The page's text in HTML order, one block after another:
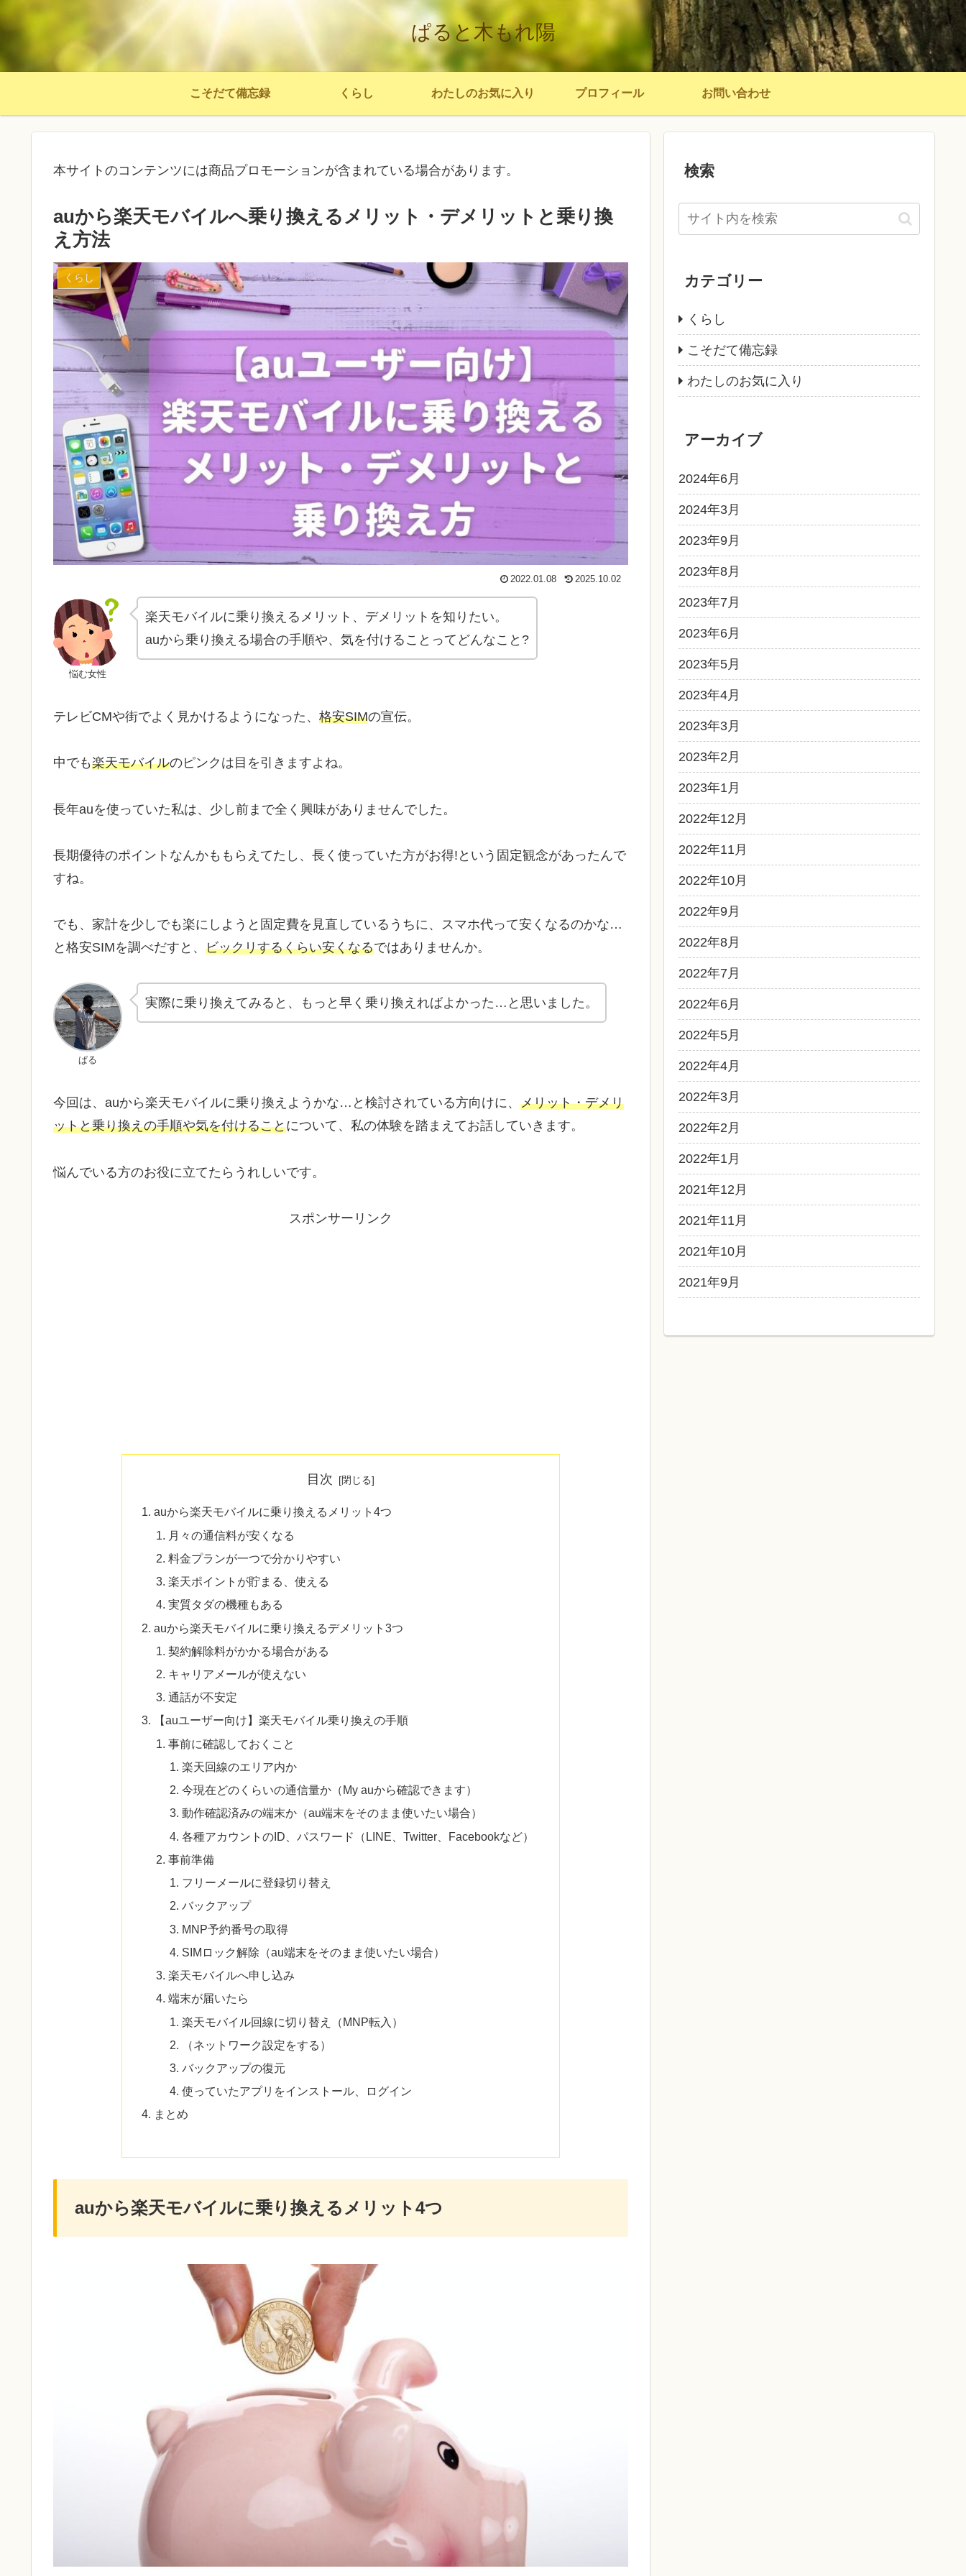
ぱると木もれ陽
こそだて備忘録 くらし わたしのお気に入り プロフィール お問い合わせ
本サイトのコンテンツには商品プロモーションが含まれている場合があります。
auから楽天モバイルへ乗り換えるメリット・デメリットと乗り換
え方法
くらし
2022.01.08 2025.10.02
悩む女性
楽天モバイルに乗り換えるメリット、デメリットを知りたい。
auから乗り換える場合の手順や、気を付けることってどんなこと?
テレビCMや街でよく見かけるようになった、 格安SIMの宣伝。
中でも楽天モバイルのピンクは目を引きますよね。
長年auを使っていた私は、少し前まで全く興味がありませんでした。
長期優待のポイントなんかももらえてたし、長く使っていた方がお得!という固定観念があったんで
すね。
でも、家計を少しでも楽にしようと固定費を見直しているうちに、スマホ代って安くなるのかな…
と格安SIMを調べだすと、 ビックリするくらい安くなるではありませんか。
ぱる
実際に乗り換えてみると、もっと早く乗り換えればよかった…と思いました。
今回は、auから楽天モバイルに乗り換えようかな…と検討されている方向けに、 メリット・デメリ
ットと乗り換えの手順や気を付けることについて、私の体験を踏まえてお話していきます。
悩んでいる方のお役に立てたらうれしいです。
スポンサーリンク
目次
auから楽天モバイルに乗り換えるメリット4つ
月々の通信料が安くなる
料金プランが一つで分かりやすい
楽天ポイントが貯まる、使える
実質タダの機種もある
auから楽天モバイルに乗り換えるデメリット3つ
契約解除料がかかる場合がある
キャリアメールが使えない
通話が不安定
【auユーザー向け】楽天モバイル乗り換えの手順
事前に確認しておくこと
楽天回線のエリア内か
今現在どのくらいの通信量か（My auから確認できます）
動作確認済みの端末か（au端末をそのまま使いたい場合）
各種アカウントのID、パスワード（LINE、Twitter、Facebookなど）
事前準備
フリーメールに登録切り替え
バックアップ
MNP予約番号の取得
SIMロック解除（au端末をそのまま使いたい場合）
楽天モバイルへ申し込み
端末が届いたら
楽天モバイル回線に切り替え（MNP転入）
（ネットワーク設定をする）
バックアップの復元
使っていたアプリをインストール、ログイン
まとめ
auから楽天モバイルに乗り換えるメリット4つ
検索
カテゴリー
くらし
こそだて備忘録
わたしのお気に入り
アーカイブ
2024年6月
2024年3月
2023年9月
2023年8月
2023年7月
2023年6月
2023年5月
2023年4月
2023年3月
2023年2月
2023年1月
2022年12月
2022年11月
2022年10月
2022年9月
2022年8月
2022年7月
2022年6月
2022年5月
2022年4月
2022年3月
2022年2月
2022年1月
2021年12月
2021年11月
2021年10月
2021年9月